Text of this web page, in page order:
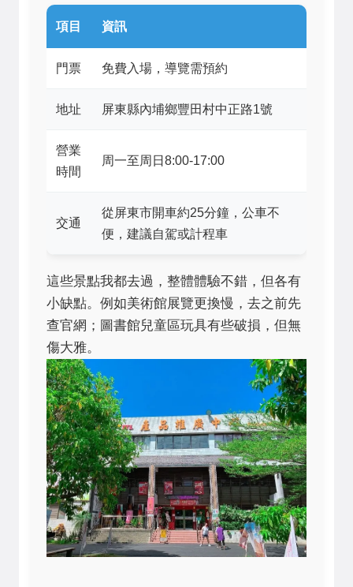
項目 資訊
門票 免費入場，導覽需預約
地址 屏東縣內埔鄉豐田村中正路1號
營業
時間
周一至周日8:00-17:00
交通
從屏東市開車約25分鐘，公車不
便，建議自駕或計程車
這些景點我都去過，整體體驗不錯，但各有
小缺點。例如美術館展覽更換慢，去之前先
查官網；圖書館兒童區玩具有些破損，但無
傷大雅。